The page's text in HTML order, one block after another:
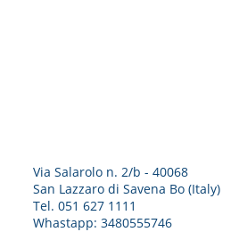
Via Salarolo n. 2/b - 40068
San Lazzaro di Savena Bo (Italy)
Tel. 051 627 1111
Whastapp:3480555746